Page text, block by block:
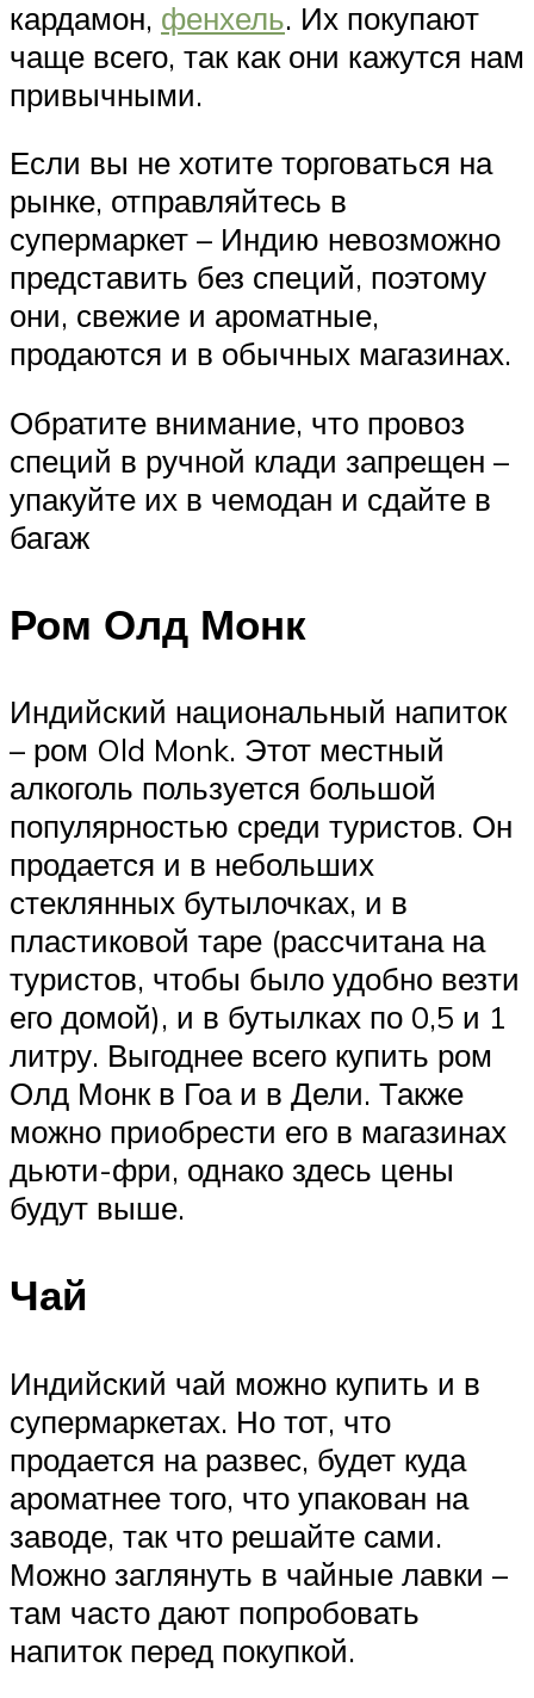
кардамон, фенхель. Их покупают
чаще всего, так как они кажутся нам
привычными.
Если вы не хотите торговаться на
рынке, отправляйтесь в
супермаркет – Индию невозможно
представить без специй, поэтому
они, свежие и ароматные,
продаются и в обычных магазинах.
Обратите внимание, что провоз
специй в ручной клади запрещен –
упакуйте их в чемодан и сдайте в
багаж
Ром Олд Монк
Индийский национальный напиток
– ром Old Monk. Этот местный
алкоголь пользуется большой
популярностью среди туристов. Он
продается и в небольших
стеклянных бутылочках, и в
пластиковой таре (рассчитана на
туристов, чтобы было удобно везти
его домой), и в бутылках по 0,5 и 1
литру. Выгоднее всего купить ром
Олд Монк в Гоа и в Дели. Также
можно приобрести его в магазинах
дьюти-фри, однако здесь цены
будут выше.
Чай
Индийский чай можно купить и в
супермаркетах. Но тот, что
продается на развес, будет куда
ароматнее того, что упакован на
заводе, так что решайте сами.
Можно заглянуть в чайные лавки –
там часто дают попробовать
напиток перед покупкой.